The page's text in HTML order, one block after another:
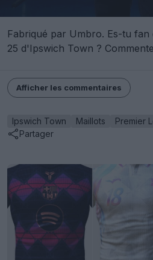
Fabriqué par Umbro. Es-tu
25 d'Ipswich Town ?
Afficher les commentaires
Ipswich Town Maillots Premier
Partager